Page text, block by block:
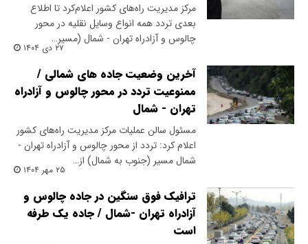
مرکز مدیریت راه‌های کشور اعلام‌کرد تا اطلاع
بعدی تردد همه انواع وسایل نقلیه در محور
چالوس و آزادراه تهران - شمال (مسیر…
۲۷ دی ۱۴۰۴
آخرین وضعیت جاده های شمالی /
ممنوعیت تردد در محور چالوس و آزادراه
تهران - شمال
مسئول سالن عملیات مرکز مدیریت راه‌های کشور
اعلام کرد: تردد از محور چالوس و آزادراه تهران -
شمال مسیر (جنوب به شمال) از…
۲۵ مهر ۱۴۰۴
ترافیک فوق سنگین در جاده چالوس و
آزادراه تهران -شمال / جاده یک طرفه
است